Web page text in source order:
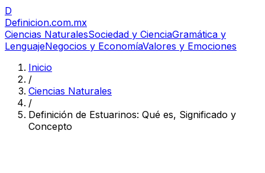
D
Definicion.com.mx
Ciencias NaturalesSociedad y CienciaGramática y
LenguajeNegocios y EconomíaValores y Emociones
Inicio
/
Ciencias Naturales
/
Definición de Estuarinos: Qué es, Significado y
Concepto